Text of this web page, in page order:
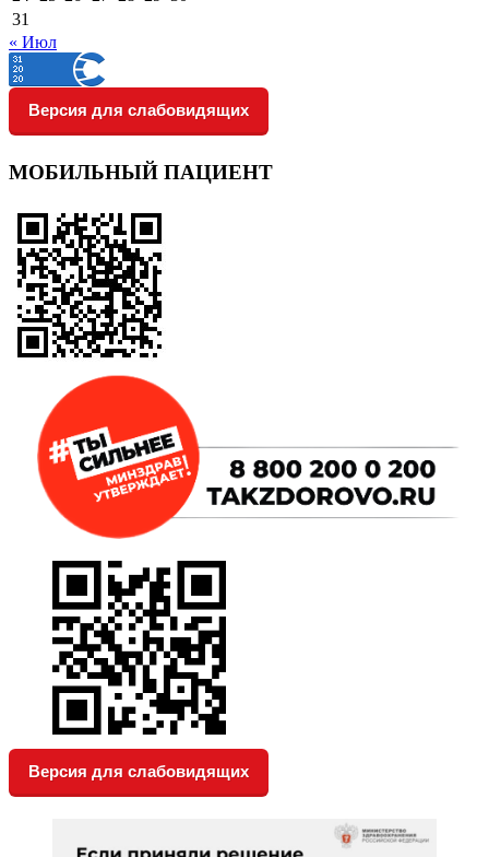
31
« Июл
Версия для слабовидящих
МОБИЛЬНЫЙ ПАЦИЕНТ
Версия для слабовидящих